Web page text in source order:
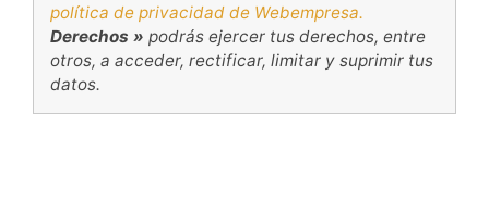
política de privacidad de Webempresa.
Derechos » podrás ejercer tus derechos, entre
otros, a acceder, rectificar, limitar y suprimir tus
datos.